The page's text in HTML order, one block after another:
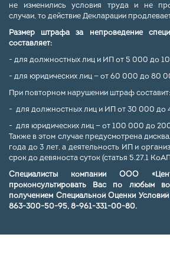
не изменились условия труда и не
случаи, то действие Декларации
Размер штрафа за непроведение
составляет:
- для должностных лиц и ИП от 5 000 до
- для юридических лиц — от 60 000 до 80
При повторном нарушении штраф составит:
- для должностных лиц и ИП от 30 000 до
- для юридических лиц — от 100 000 до
Также в этом случае предусмотрена
года до 3 лет, а деятельность ИП и
срок до девяноста суток (статья 5.27.1
Специалисты компании ООО
проконсультировать Вас по любым
получением Специальной Оценки
863-300-50-95, 8-961-331-00-80.